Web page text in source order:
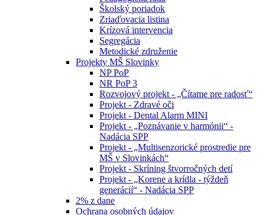
Školský poriadok
Zriaďovacia listina
Krízová intervencia
Segregácia
Metodické združenie
Projekty MŠ Slovinky
NP PoP
NR PoP 3
Rozvojový projekt - „Čítame pre radosť“
Projekt - Zdravé oči
Projekt - Dental Alarm MINI
Projekt - „Poznávanie v harmónii“ -
Nadácia SPP
Projekt - „Multisenzorické prostredie pre
MŠ v Slovinkách“
Projekt - Skríning štvorročných detí
Projekt - „Korene a krídla - týždeň
generácií“ - Nadácia SPP
2% z dane
Ochrana osobných údajov